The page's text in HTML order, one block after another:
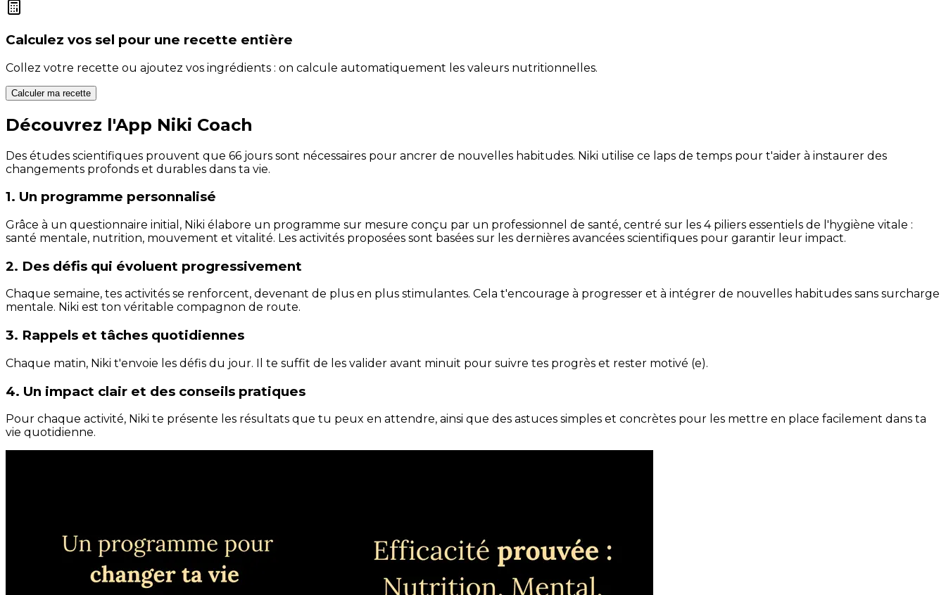
Calculez vos sel pour une recette entière
Collez votre recette ou ajoutez vos ingrédients : on calcule automatiquement les valeurs nutritionnelles.
Calculer ma recette
Découvrez l'App Niki Coach
Des études scientifiques prouvent que 66 jours sont nécessaires pour ancrer de nouvelles habitudes. Niki utilise ce laps de temps pour t'aider à instaurer des
changements profonds et durables dans ta vie.
1. Un programme personnalisé
Grâce à un questionnaire initial, Niki élabore un programme sur mesure conçu par un professionnel de santé, centré sur les 4 piliers essentiels de l'hygiène vitale :
santé mentale, nutrition, mouvement et vitalité. Les activités proposées sont basées sur les dernières avancées scientifiques pour garantir leur impact.
2. Des défis qui évoluent progressivement
Chaque semaine, tes activités se renforcent, devenant de plus en plus stimulantes. Cela t'encourage à progresser et à intégrer de nouvelles habitudes sans surcharge
mentale. Niki est ton véritable compagnon de route.
3. Rappels et tâches quotidiennes
Chaque matin, Niki t'envoie les défis du jour. Il te suffit de les valider avant minuit pour suivre tes progrès et rester motivé (e).
4. Un impact clair et des conseils pratiques
Pour chaque activité, Niki te présente les résultats que tu peux en attendre, ainsi que des astuces simples et concrètes pour les mettre en place facilement dans ta
vie quotidienne.